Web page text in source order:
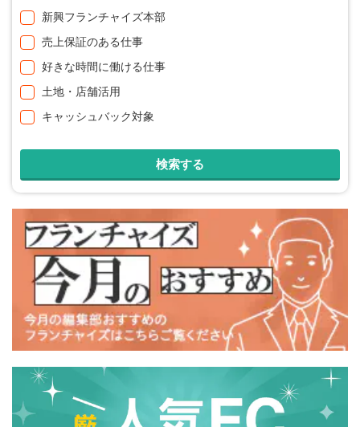
新興フランチャイズ本部
売上保証のある仕事
好きな時間に働ける仕事
土地・店舗活用
キャッシュバック対象